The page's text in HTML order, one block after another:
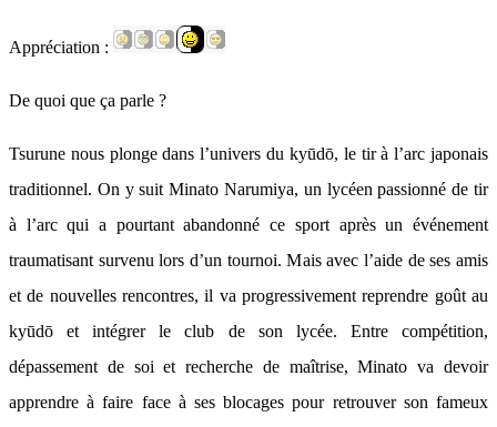
Appréciation :
De quoi que ça parle ?
Tsurune nous plonge dans l’univers du kyūdō, le tir à l’arc japonais
traditionnel. On y suit Minato Narumiya, un lycéen passionné de tir
à l’arc qui a pourtant abandonné ce sport après un événement
traumatisant survenu lors d’un tournoi. Mais avec l’aide de ses amis
et de nouvelles rencontres, il va progressivement reprendre goût au
kyūdō et intégrer le club de son lycée. Entre compétition,
dépassement de soi et recherche de maîtrise, Minato va devoir
apprendre à faire face à ses blocages pour retrouver son fameux